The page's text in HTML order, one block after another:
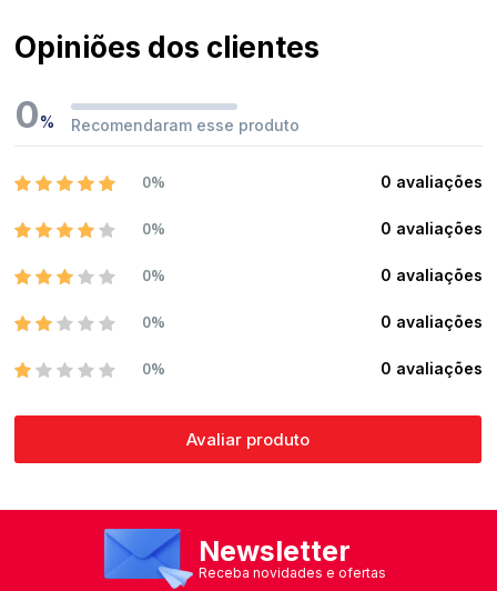
Opiniões dos clientes
0% Recomendaram esse produto
0% 0 avaliações
0% 0 avaliações
0% 0 avaliações
0% 0 avaliações
0% 0 avaliações
Avaliar produto
Newsletter
Receba novidades e ofertas